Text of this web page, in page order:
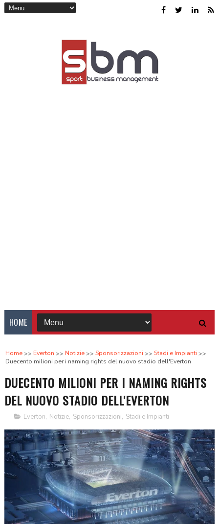
HOME
Home Everton Notizie Sponsorizzazioni
Stadi e Impianti
Duecento milioni per i naming rights del nuovo stadio dell'Everton
DUECENTO MILIONI PER I NAMING RIGHTS
DEL NUOVO STADIO DELL'EVERTON
Everton, Notizie, Sponsorizzazioni, Stadi e Impianti